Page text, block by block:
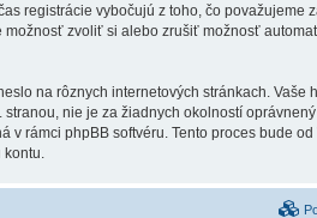
registrácie vybočujú z toho, čo považujeme
zvoliť si alebo zrušiť možnosť
na rôznych internetových stránkach. Vaše
nie je za žiadnych okolností
v rámci phpBB softvéru. Tento proces bude
kontu.